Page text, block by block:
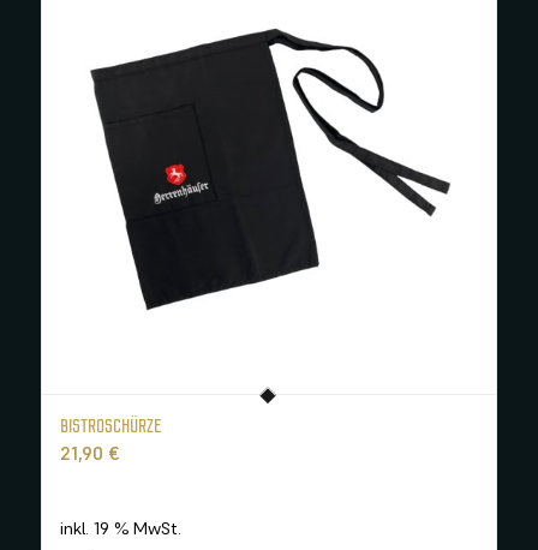
BISTROSCHÜRZE
21,90 €
inkl. 19 % MwSt.